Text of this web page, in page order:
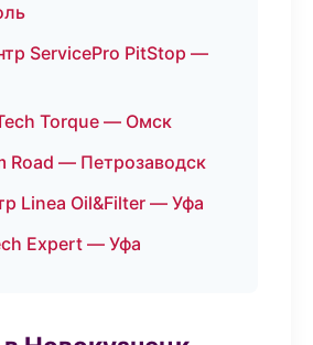
ServicePro PitStop —
Torque — Омск
Road — Петрозаводск
Linea Oil&Filter — Уфа
Expert — Уфа